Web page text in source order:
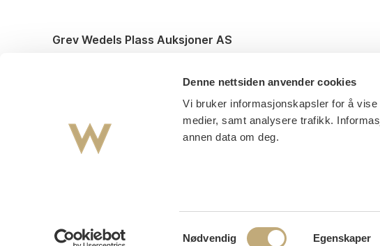
Denne nettsiden anvender cookies
Vi bruker informasjonskapsler for å
medier, samt analysere trafikk.
annen data om deg.
Samtykkevalg
Nødvendig Egenskaper
Grev Wedels Plass Auksjoner AS